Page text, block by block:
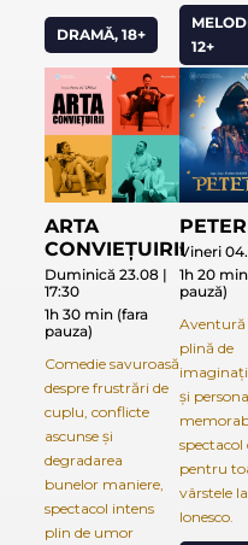
DRAMĂ, 18+
12+
ARTA
CONVIEȚUIRII
Duminică 23.08 |
17:30
1h 30 min (fara
pauza)
Comedie savuroasă
despre frustrări de
cuplu, conflicte
ascunse și
degradarea
bunelor maniere,
spectacol intens
plin de umor
Vineri
1h 20
pauză)
plină de
și
pentru
vârstele
Ionesco.